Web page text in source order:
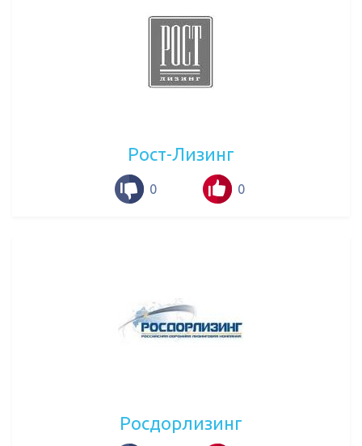
Рост-Лизинг
0 0
Росдорлизинг